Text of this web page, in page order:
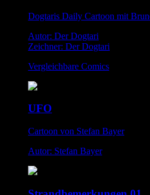
Dogtaris Daily Cartoon mit
Autor: Der Dogtari
Zeichner: Der Dogtari
Vergleichbare Comics
UFO
Cartoon von Stefan Bayer
Autor: Stefan Bayer